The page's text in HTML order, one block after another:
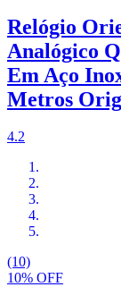
Relógio
Analógico
Em Aço
Metros
4.2
(10)
10% OFF